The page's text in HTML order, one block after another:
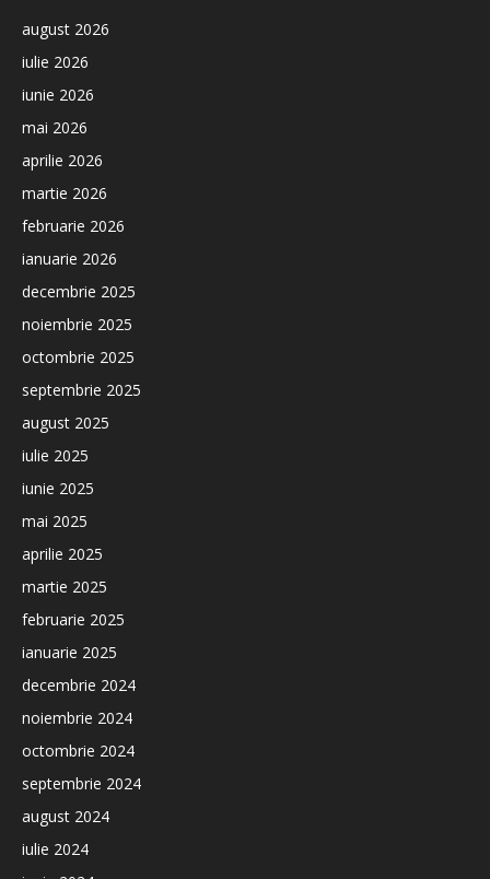
august 2026
iulie 2026
iunie 2026
mai 2026
aprilie 2026
martie 2026
februarie 2026
ianuarie 2026
decembrie 2025
noiembrie 2025
octombrie 2025
septembrie 2025
august 2025
iulie 2025
iunie 2025
mai 2025
aprilie 2025
martie 2025
februarie 2025
ianuarie 2025
decembrie 2024
noiembrie 2024
octombrie 2024
septembrie 2024
august 2024
iulie 2024